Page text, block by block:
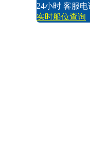
24小时 客服电
实时船位查询